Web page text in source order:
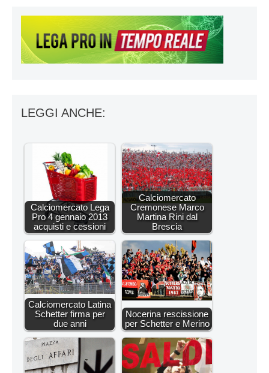
LEGGI ANCHE:
Calciomercato Lega
Pro 4 gennaio 2013
acquisti e cessioni
Calciomercato
Cremonese Marco
Martina Rini dal
Brescia
Calciomercato Latina
Schetter firma per
due anni
Nocerina rescissione
per Schetter e Merino